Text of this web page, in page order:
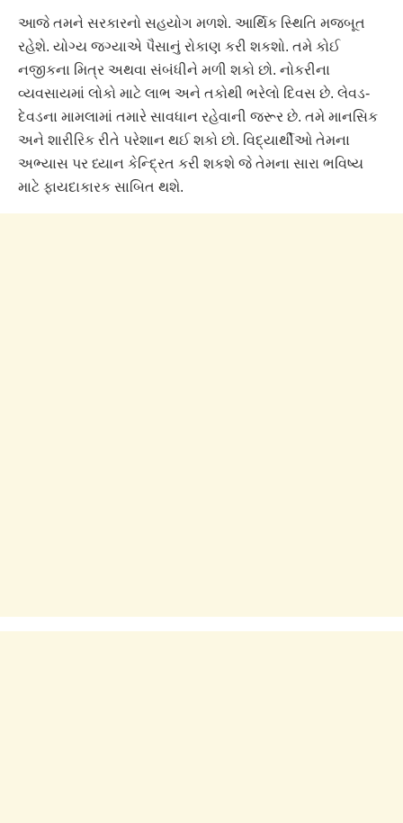
આજે તમને સરકારનો સહયોગ મળશે. આર્થિક સ્થિતિ મજબૂત
રહેશે. યોગ્ય જગ્યાએ પૈસાનું રોકાણ કરી શકશો. તમે કોઈ
નજીકના મિત્ર અથવા સંબંધીને મળી શકો છો. નોકરીના
વ્યવસાયમાં લોકો માટે લાભ અને તકોથી ભરેલો દિવસ છે. લેવડ-
દેવડના મામલામાં તમારે સાવધાન રહેવાની જરૂર છે. તમે માનસિક
અને શારીરિક રીતે પરેશાન થઈ શકો છો. વિદ્યાર્થીઓ તેમના
અભ્યાસ પર ધ્યાન કેન્દ્રિત કરી શકશે જે તેમના સારા ભવિષ્ય
માટે ફાયદાકારક સાબિત થશે.